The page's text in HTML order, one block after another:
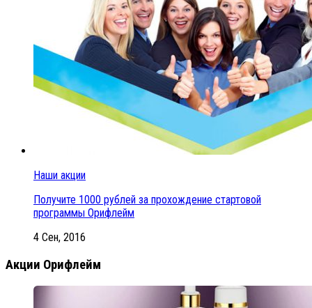
Наши акции
Получите 1000 рублей за прохождение стартовой
программы Орифлейм
4 Сен, 2016
Акции Орифлейм